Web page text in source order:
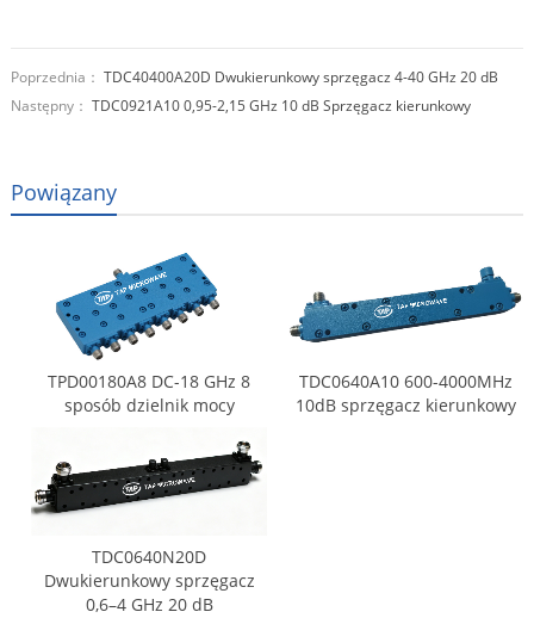
Poprzednia： TDC40400A20D Dwukierunkowy sprzęgacz 4-40 GHz 20 dB
Następny： TDC0921A10 0,95-2,15 GHz 10 dB Sprzęgacz kierunkowy
Powiązany
TPD00180A8 DC-18 GHz 8
sposób dzielnik mocy
TDC0640A10 600-4000MHz
10dB sprzęgacz kierunkowy
TDC0640N20D
Dwukierunkowy sprzęgacz
0,6–4 GHz 20 dB